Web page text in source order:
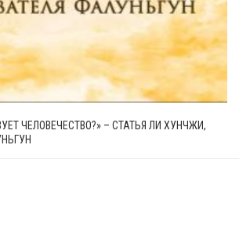
ЧЕЛОВЕЧЕСТВО?» – СТАТЬЯ ЛИ ХУНЧЖИ,